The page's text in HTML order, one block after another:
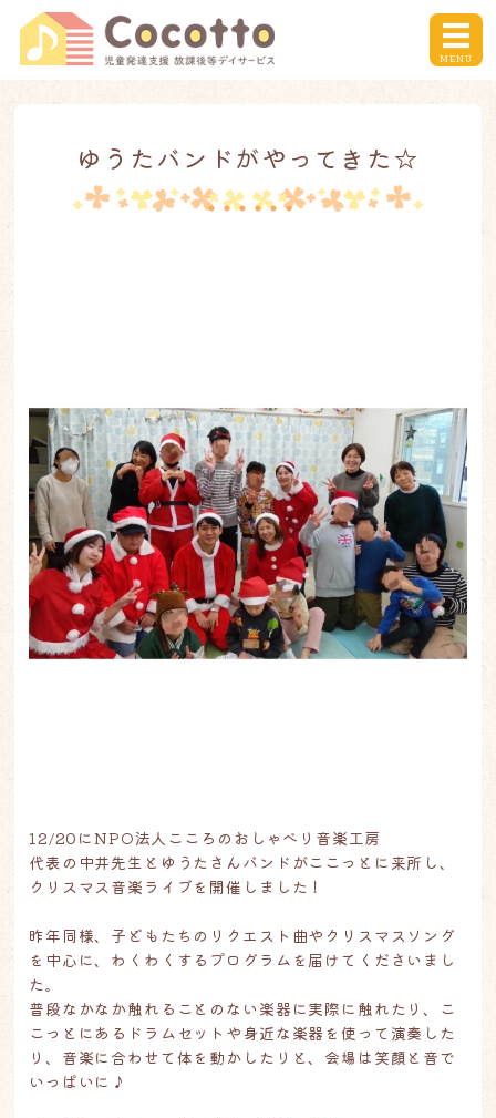
川崎市の児童発達支援事
MENU
ホーム
ここっとのプログラム
デイサービスのご利用について
ゆうたバンドがやってきた☆
12/20にNPO法人こころのおしゃべり音楽工房
代表の中井先生とゆうたさんバンドがここっとに来所し、
クリスマス音楽ライブを開催しました！
昨年同様、子どもたちのリクエスト曲やクリスマスソング
を中心に、わくわくするプログラムを届けてくださいまし
た。
普段なかなか触れることのない楽器に実際に触れたり、こ
こっとにあるドラムセットや身近な楽器を使って演奏した
り、音楽に合わせて体を動かしたりと、会場は笑顔と音で
いっぱいに♪